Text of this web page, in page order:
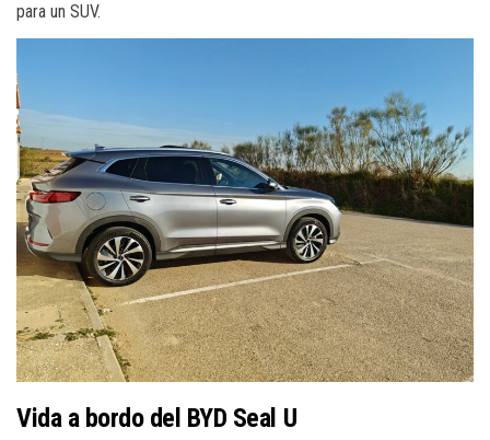
para un SUV.
Vida a bordo del BYD Seal U